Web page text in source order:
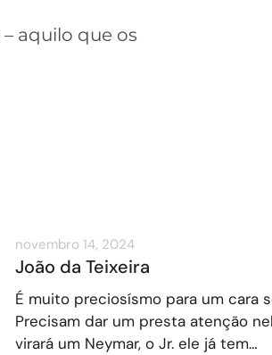
aquilo que os
novembro 14, 2024
João da Teixeira
É muito preciosísmo para um cara
Precisam dar um presta atenção
virará um Neymar, o Jr. ele já tem…